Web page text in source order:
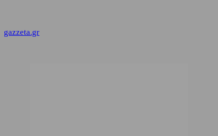
gazzeta.gr